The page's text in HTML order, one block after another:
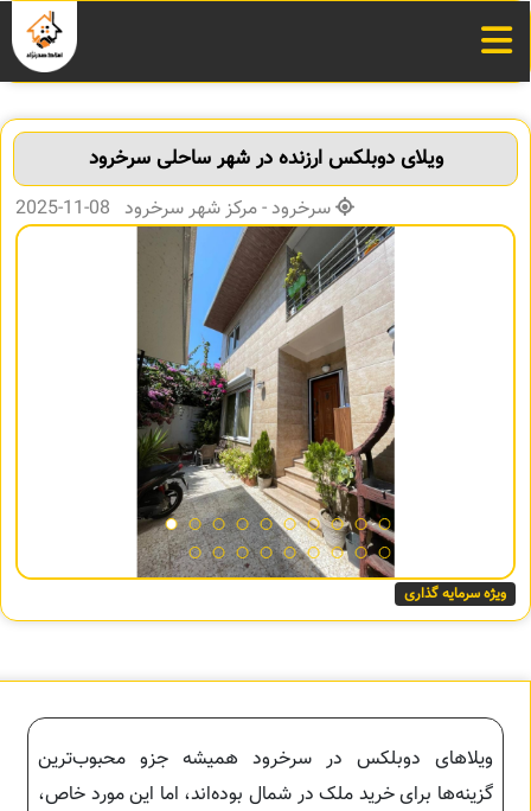
ویلای دوبلکس ارزنده در شهر ساحلی سرخرود
سرخرود - مرکز شهر سرخرود 08-11-2025
ویژه سرمایه گذاری
ویلاهای دوبلکس در سرخرود همیشه جزو محبوب‌ترین
گزینه‌ها برای خرید ملک در شمال بوده‌اند، اما این مورد خاص،